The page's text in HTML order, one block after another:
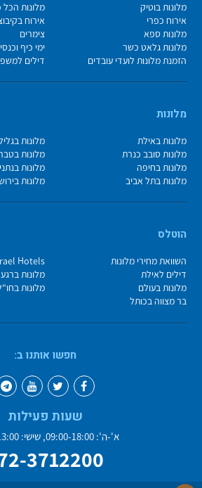
מלונות בוטיק
מלונות הכל
אירוח כפרי
אירוח
מלונות ספא
צימרים
מלונות גלאט כשר
ימי כיף
הזמנת מלונות לועדי עובדים
דילים
מלונות
מלונות באילת
מלונות
מלונות סובב כנרת
מלונות
מלונות בחיפה
מלונות
מלונות בתל אביב
מלונות
הוטלס
השוואת מחירי מלונות
Hotels
דילים לאילת
מלונות
מלונות בעולם
מלונות
בר מצווה בכותל
חפשו אותנו ב:
שעות פעילות
א'-ה': 09:00-18:00, שישי: 09:00-13:00
3712200